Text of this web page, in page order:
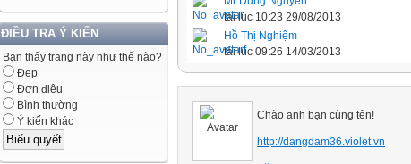
ĐIỀU TRA Ý KIẾN
Bạn thấy trang này như thế nào?
Đẹp
Đơn điệu
Bình thường
Ý kiến khác
tải lúc 10:23 29/08/2013
Hồ Thị Nghiệm
tải lúc 09:26 14/03/2013
Chào anh bạn cùng tên!
http://dangdam36.violet.vn